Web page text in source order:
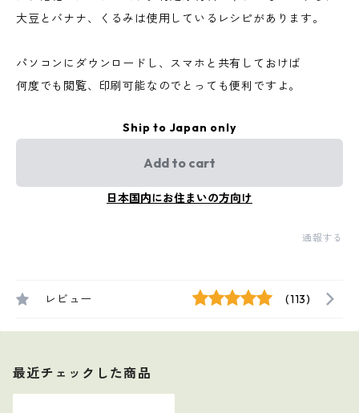
大豆とバナナ、くるみは使用しているレシピがあります。
パソコンにダウンロードし、スマホと共有しておけば
何度でも閲覧、印刷可能なのでとっても便利ですよ。
Ship to Japan only
Add to cart
日本国内にお住まいの方向け
通報する
レビュー (113)
最近チェックした商品